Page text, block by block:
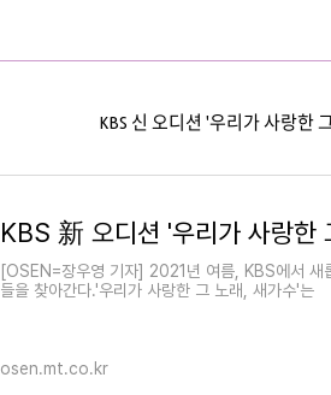
KBS 신 오디션 '우리가 사랑한
[OSEN=장우영 기자] 2021년 여름, KBS에서 새
들을 찾아간다.'우리가 사랑한 그 노래, 새가수'는
osen.mt.co.kr